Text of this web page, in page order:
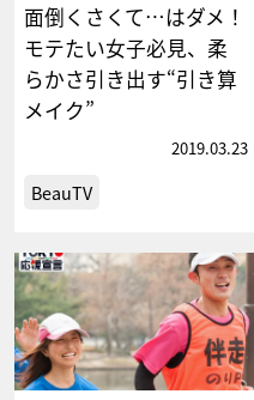
面倒くさくて…はダメ！
モテたい女子必見、柔
らかさ引き出す“引き算
メイク”
2019.03.23
BeauTV